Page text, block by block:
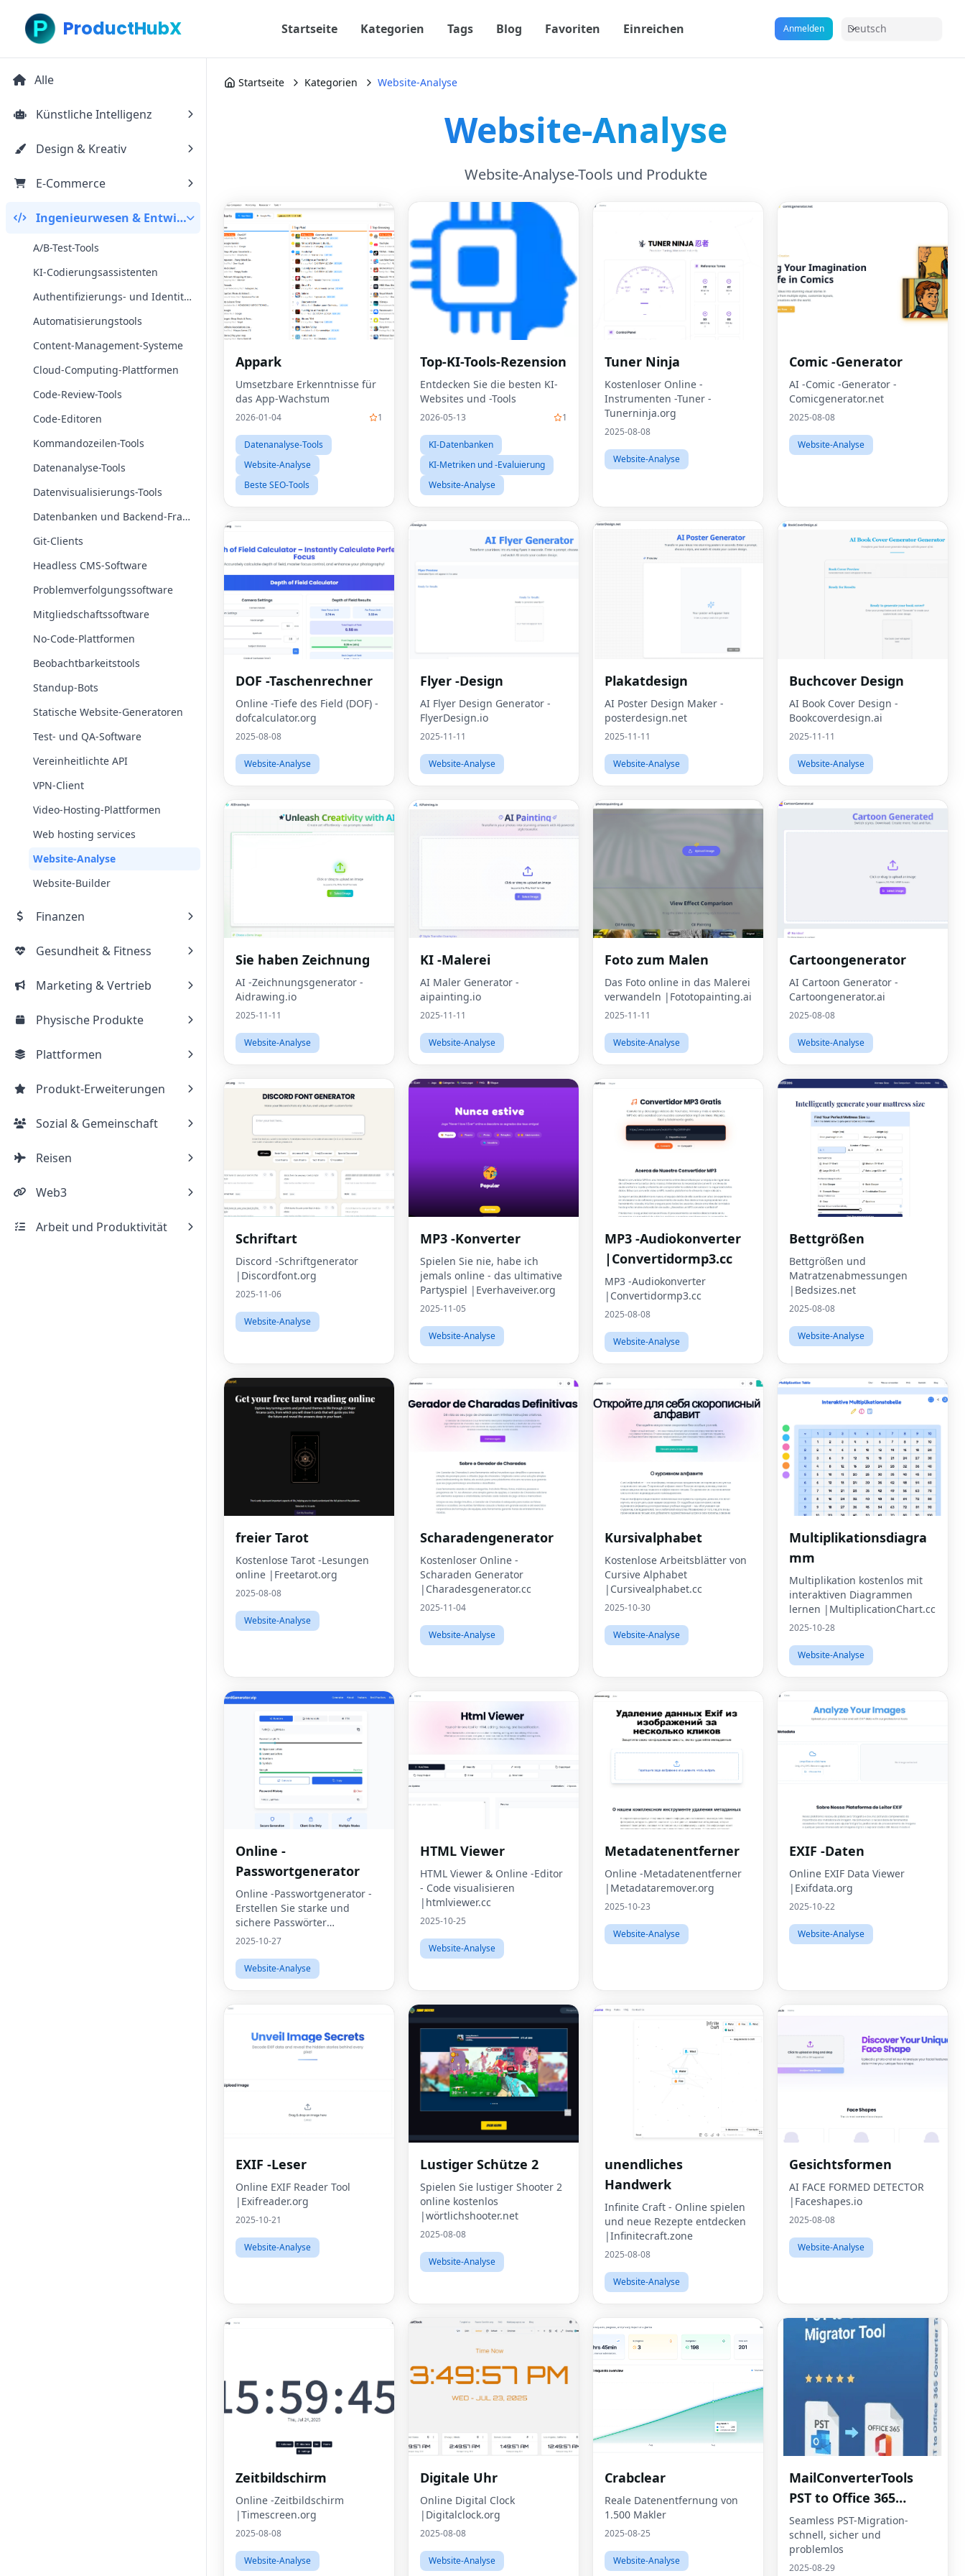
ProductHubX Startseite Kategorien Tags Blog Favoriten Einreichen Anmelden Deutsch
Alle
Künstliche Intelligenz
Design & Kreativ
E-Commerce
Ingenieurwesen & Entwicklung
A/B-Test-Tools
KI-Codierungsassistenten
Authentifizierungs- und Identitätstools
Automatisierungstools
Content-Management-Systeme
Cloud-Computing-Plattformen
Code-Review-Tools
Code-Editoren
Kommandozeilen-Tools
Datenanalyse-Tools
Datenvisualisierungs-Tools
Datenbanken und Backend-Frameworks
Git-Clients
Headless CMS-Software
Problemverfolgungssoftware
Mitgliedschaftssoftware
No-Code-Plattformen
Beobachtbarkeitstools
Standup-Bots
Statische Website-Generatoren
Test- und QA-Software
Vereinheitlichte API
VPN-Client
Video-Hosting-Plattformen
Web hosting services
Website-Analyse
Website-Builder
Finanzen
Gesundheit & Fitness
Marketing & Vertrieb
Physische Produkte
Plattformen
Produkt-Erweiterungen
Sozial & Gemeinschaft
Reisen
Web3
Arbeit und Produktivität
Startseite Kategorien Website-Analyse
Website-Analyse
Website-Analyse-Tools und Produkte
Appark
Umsetzbare Erkenntnisse für
das App-Wachstum
2026-01-04 1
Datenanalyse-Tools
Website-Analyse
Beste SEO-Tools
Top-KI-Tools-Rezension
Entdecken Sie die besten KI-
Websites und -Tools
2026-05-13 1
KI-Datenbanken
KI-Metriken und -Evaluierung
Website-Analyse
Tuner Ninja
Kostenloser Online -
Instrumenten -Tuner -
Tunerninja.org
2025-08-08
Website-Analyse
Comic -Generator
AI -Comic -Generator -
Comicgenerator.net
2025-08-08
Website-Analyse
DOF -Taschenrechner
Online -Tiefe des Field (DOF) -
dofcalculator.org
2025-08-08
Website-Analyse
Flyer -Design
AI Flyer Design Generator -
FlyerDesign.io
2025-11-11
Website-Analyse
Plakatdesign
AI Poster Design Maker -
posterdesign.net
2025-11-11
Website-Analyse
Buchcover Design
AI Book Cover Design -
Bookcoverdesign.ai
2025-11-11
Website-Analyse
Sie haben Zeichnung
AI -Zeichnungsgenerator -
Aidrawing.io
2025-11-11
Website-Analyse
KI -Malerei
AI Maler Generator -
aipainting.io
2025-11-11
Website-Analyse
Foto zum Malen
Das Foto online in das Malerei
verwandeln |Fototopainting.ai
2025-11-11
Website-Analyse
Cartoongenerator
AI Cartoon Generator -
Cartoongenerator.ai
2025-08-08
Website-Analyse
Schriftart
Discord -Schriftgenerator
|Discordfont.org
2025-11-06
Website-Analyse
MP3 -Konverter
Spielen Sie nie, habe ich
jemals online - das ultimative
Partyspiel |Everhaveiver.org
2025-11-05
Website-Analyse
MP3 -Audiokonverter
|Convertidormp3.cc
MP3 -Audiokonverter
|Convertidormp3.cc
2025-08-08
Website-Analyse
Bettgrößen
Bettgrößen und
Matratzenabmessungen
|Bedsizes.net
2025-08-08
Website-Analyse
freier Tarot
Kostenlose Tarot -Lesungen
online |Freetarot.org
2025-08-08
Website-Analyse
Scharadengenerator
Kostenloser Online -
Scharaden Generator
|Charadesgenerator.cc
2025-11-04
Website-Analyse
Kursivalphabet
Kostenlose Arbeitsblätter von
Cursive Alphabet
|Cursivealphabet.cc
2025-10-30
Website-Analyse
Multiplikationsdiagra
mm
Multiplikation kostenlos mit
interaktiven Diagrammen
lernen |MultiplicationChart.cc
2025-10-28
Website-Analyse
Online -
Passwortgenerator
Online -Passwortgenerator -
Erstellen Sie starke und
sichere Passwörter
|Passgenerator.vip
2025-10-27
Website-Analyse
HTML Viewer
HTML Viewer & Online -Editor
- Code visualisieren
|htmlviewer.cc
2025-10-25
Website-Analyse
Metadatenentferner
Online -Metadatenentferner
|Metadataremover.org
2025-10-23
Website-Analyse
EXIF -Daten
Online EXIF Data Viewer
|Exifdata.org
2025-10-22
Website-Analyse
EXIF -Leser
Online EXIF Reader Tool
|Exifreader.org
2025-10-21
Website-Analyse
Lustiger Schütze 2
Spielen Sie lustiger Shooter 2
online kostenlos
|wörtlichshooter.net
2025-08-08
Website-Analyse
unendliches
Handwerk
Infinite Craft - Online spielen
und neue Rezepte entdecken
|Infinitecraft.zone
2025-08-08
Website-Analyse
Gesichtsformen
AI FACE FORMED DETECTOR
|Faceshapes.io
2025-08-08
Website-Analyse
Zeitbildschirm
Online -Zeitbildschirm
|Timescreen.org
2025-08-08
Website-Analyse
Digitale Uhr
Online Digital Clock
|Digitalclock.org
2025-08-08
Website-Analyse
Crabclear
Reale Datenentfernung von
1.500 Makler
2025-08-25
Website-Analyse
MailConverterTools
PST to Office 365
Migration Tool
Seamless PST-Migration-
schnell, sicher und
problemlos
2025-08-29